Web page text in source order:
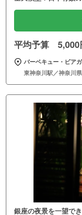
平均予算 5,000
バーベキュー・ビア
東神奈川駅／神奈川県
銀座の夜景を一望で